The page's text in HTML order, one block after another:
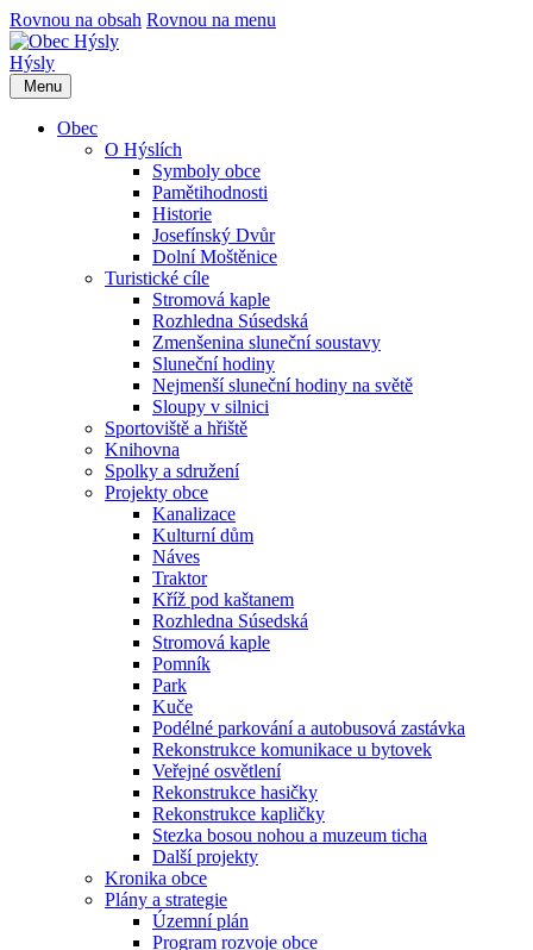
Rovnou na obsah Rovnou na menu
Hýsly
Menu
Obec
O Hýslích
Symboly obce
Pamětihodnosti
Historie
Josefínský Dvůr
Dolní Moštěnice
Turistické cíle
Stromová kaple
Rozhledna Súsedská
Zmenšenina sluneční soustavy
Sluneční hodiny
Nejmenší sluneční hodiny na světě
Sloupy v silnici
Sportoviště a hřiště
Knihovna
Spolky a sdružení
Projekty obce
Kanalizace
Kulturní dům
Náves
Traktor
Kříž pod kaštanem
Rozhledna Súsedská
Stromová kaple
Pomník
Park
Kuče
Podélné parkování a autobusová zastávka
Rekonstrukce komunikace u bytovek
Veřejné osvětlení
Rekonstrukce hasičky
Rekonstrukce kapličky
Stezka bosou nohou a muzeum ticha
Další projekty
Kronika obce
Plány a strategie
Územní plán
Program rozvoje obce